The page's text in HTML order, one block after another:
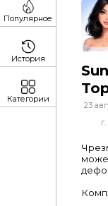
23
Популярное
История
Категории